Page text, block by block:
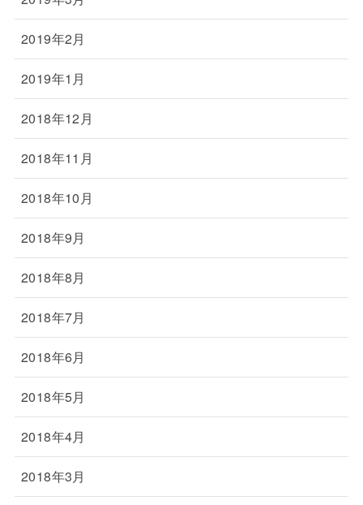
2019年2月
2019年1月
2018年12月
2018年11月
2018年10月
2018年9月
2018年8月
2018年7月
2018年6月
2018年5月
2018年4月
2018年3月